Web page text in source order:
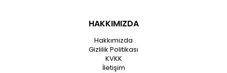
HAKKIMIZDA
Hakkımızda
Gizlilik Politikası
KVKK
İletişim